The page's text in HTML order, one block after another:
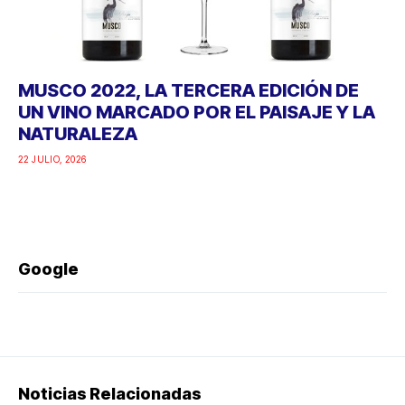
MUSCO 2022, LA TERCERA EDICIÓN DE
UN VINO MARCADO POR EL PAISAJE Y LA
NATURALEZA
22 JULIO, 2026
Google
Noticias Relacionadas